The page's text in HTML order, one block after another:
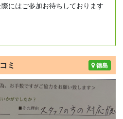
にはご参加お待ちしております
徳島
ミ